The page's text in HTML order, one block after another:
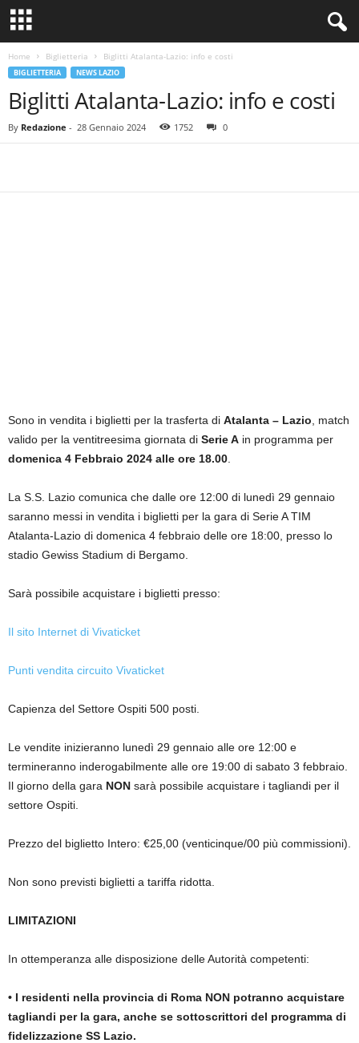
Home Biglietteria Biglitti Atalanta-Lazio: info e costi
BIGLIETTERIA NEWS LAZIO
Biglitti Atalanta-Lazio: info e costi
By Redazione - 28 Gennaio 2024 1752 0
Sono in vendita i biglietti per la trasferta di Atalanta – Lazio , match
valido per la ventitreesima giornata di Serie A in programma per
domenica 4 Febbraio 2024 alle ore 18.00
La S.S. Lazio comunica che dalle ore 12:00 di lunedì 29 gennaio
saranno messi in vendita i biglietti per la gara di Serie A TIM
Atalanta-Lazio di domenica 4 febbraio delle ore 18:00, presso lo
stadio Gewiss Stadium di Bergamo.
Sarà possibile acquistare i biglietti presso:
Il sito Internet di Vivaticket
Punti vendita circuito Vivaticket
Capienza del Settore Ospiti 500 posti.
Le vendite inizieranno lunedì 29 gennaio alle ore 12:00 e
termineranno inderogabilmente alle ore 19:00 di sabato 3 febbraio.
Il giorno della gara NON sarà possibile acquistare i tagliandi per il
settore Ospiti.
Prezzo del biglietto Intero: €25,00 (venticinque/00 più commissioni).
Non sono previsti biglietti a tariffa ridotta.
LIMITAZIONI
In ottemperanza alle disposizione delle Autorità competenti:
• I residenti nella provincia di Roma NON potranno acquistare
tagliandi per la gara, anche se sottoscrittori del programma di
fidelizzazione SS Lazio.